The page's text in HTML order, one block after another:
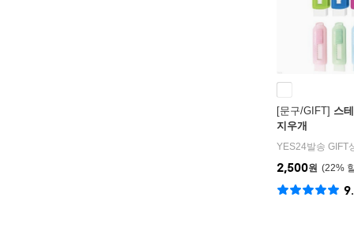
[문구/GIFT] 스
지우개
YES24발송 GIFT
22%
2,500원